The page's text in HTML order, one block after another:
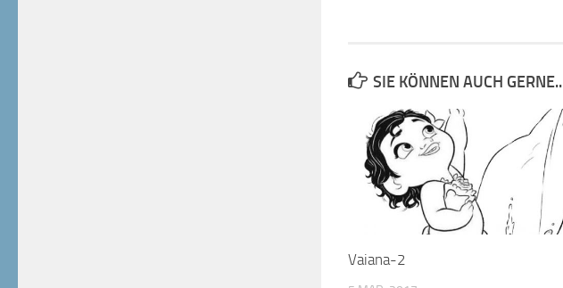
SIE KÖNNEN AUCH GERNE..
Vaiana-2